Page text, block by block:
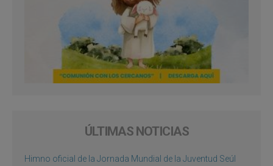
ÚLTIMAS NOTICIAS
Himno oficial de la Jornada Mundial de la Juventud Seúl